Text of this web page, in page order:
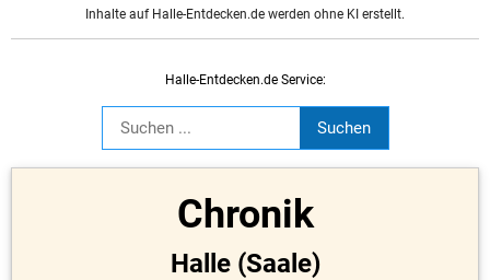
Inhalte auf Halle-Entdecken.de werden ohne KI erstellt.
Halle-Entdecken.de Service:
Chronik
Halle (Saale)